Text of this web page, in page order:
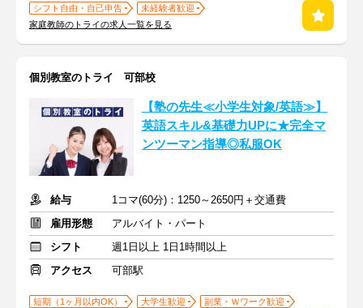
シフト自由・自己申告
未経験者歓迎
家庭教師のトライの求人一覧を見る
個別教室のトライ 可部校
【塾の先生≪小学生対象/英語≫】
英語スキル&基礎力UPに★完全マ
ンツーマン指導◎私服OK
給与
1コマ(60分)：1250～2650円＋交通費
雇用形態
アルバイト・パート
シフト
週1日以上 1日1時間以上
アクセス
可部駅
短期（1ヶ月以内OK） 大学生歓迎
副業・Ｗワーク歓迎